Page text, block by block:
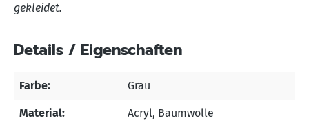
gekleidet.
Details / Eigenschaften
Farbe: Grau
Material: Acryl, Baumwolle